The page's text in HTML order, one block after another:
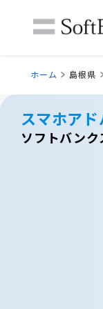
ホーム 島根県
スマホア
ソフトバンク